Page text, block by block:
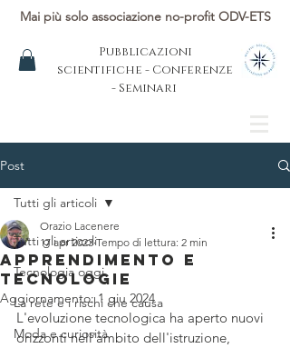
Mai più solo associazione no-profit ODV-ETS
Pubblicazioni
scientifiche - Conferenze
- Seminari
Post
Tutti gli articoli
Tecnologia oggi
La rete e i rischi che causa
Moda e curiosità
Tutti gli articoli
Apprendimento e
tecnologie
Orazio Lacenere
17 apr 2023 Tempo di lettura: 2 min
Aggiornamento:1 giu 2024
L'evoluzione tecnologica ha aperto nuovi
orizzonti nell'ambito dell'istruzione,